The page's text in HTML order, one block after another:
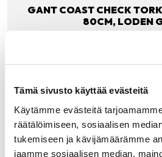
Tämä sivusto käyttää evästeitä
Käytämme evästeitä
räätälöimiseen, sosiaalisen
tukemiseen ja kävijämäärämme
jaamme sosiaalisen median,
GANT COAST CHECK
80CM, LODEN
Gantin klassisesta Coast check
pehmeää vihreää, vaaleaa
189.00
LISÄÄ